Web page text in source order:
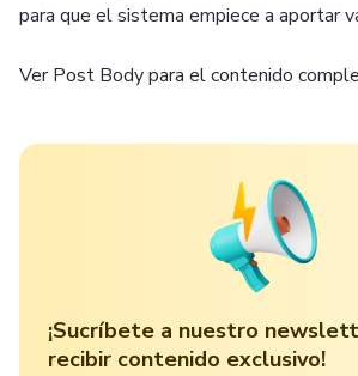
para que el sistema empiece a aportar
Ver Post Body para el contenido
¡Sucríbete a nuestro
recibir contenido exclusivo!